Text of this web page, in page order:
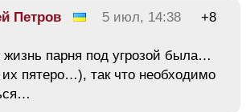
Петров 5 июл, 14:38 +8
парня под угрозой была…
их пятеро…), так что необходимо